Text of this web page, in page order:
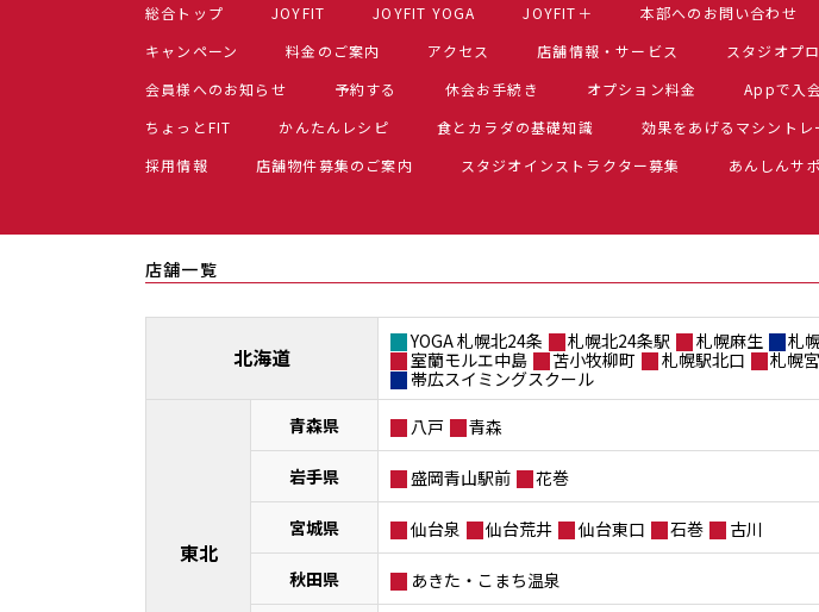
総合トップ JOYFIT JOYFIT YOGA JOYFIT＋ 本部へのお問い合わせ
キャンペーン
料金のご案内 アクセス 店舗情報・サービス スタジオプ
会員様へのお知らせ
予約する 休会お手続き オプション料金
Appで入
ちょっとFIT
かんたんレシピ 食とカラダの基礎知識
効果をあげるマシントレ
採用情報
店舗物件募集のご案内 スタジオインストラクター募集 あんしんサ
店舗一覧
北海道
YOGA 札幌北24条 札幌北24条駅 札幌麻生 札
室蘭モルエ中島
苫小牧柳町 札幌駅北口 札幌
帯広スイミングスクール
東北
青森県 八戸 青森
岩手県 盛岡青山駅前 花巻
宮城県 仙台泉 仙台荒井 仙台東口 石巻 古川
秋田県 あきた・こまち温泉